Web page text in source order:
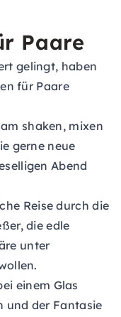
Paare
gelingt, haben
für Paare
shaken, mixen
gerne neue
Abend
Reise durch die
die edle
unter
einem Glas
und der Fantasie